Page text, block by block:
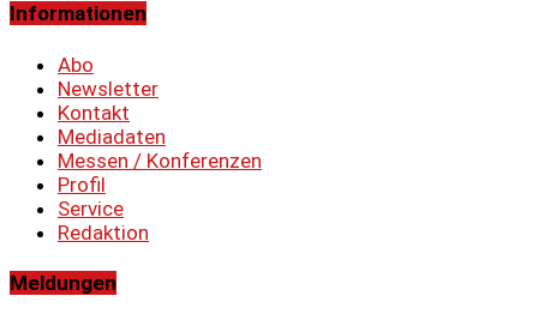
Informationen
Abo
Newsletter
Kontakt
Mediadaten
Messen / Konferenzen
Profil
Service
Redaktion
Meldungen